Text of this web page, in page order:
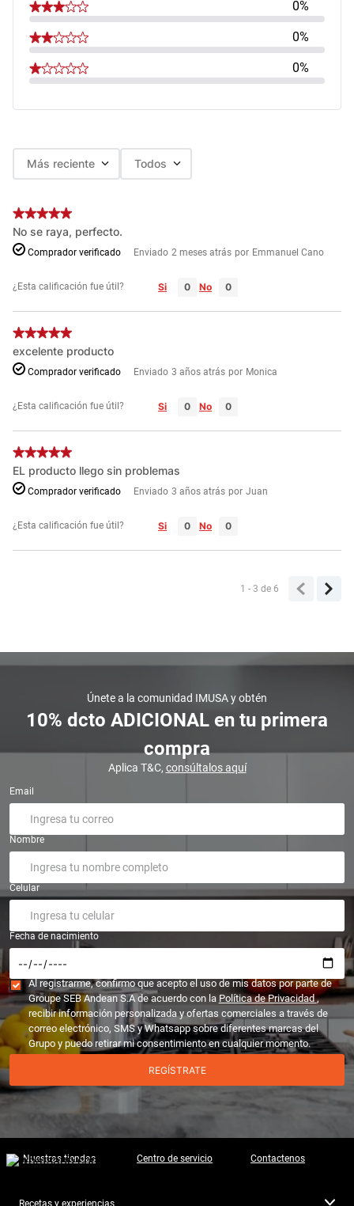
0%
0%
0%
Más reciente Todos
No se raya, perfecto.
Comprador verificado Enviado 2 meses atrás por Emmanuel Cano
¿Esta calificación fue útil? Si No
excelente producto
Comprador verificado Enviado 3 años atrás por Monica
¿Esta calificación fue útil? Si No
EL producto llego sin problemas
Comprador verificado Enviado 3 años atrás por Juan
¿Esta calificación fue útil? Si No
1 - 3de 6
Únete a la comunidad IMUSA y obtén
10% dcto ADICIONAL en tu primera
compra
Aplica T&C, consúltalos aquí
Email
Nombre
Celular
Fecha de nacimiento
Al registrarme, confirmo que acepto el uso de mis datos por parte de
Groupe SEB Andean S.A de acuerdo con la Política de Privacidad,
recibir información personalizada y ofertas comerciales a través de
correo electrónico, SMS y Whatsapp sobre diferentes marcas del
Grupo y puedo retirar mi consentimiento en cualquier momento.
REGÍSTRATE
Nuestras tiendas Centro de servicio Contactenos
Recetas y experiencias